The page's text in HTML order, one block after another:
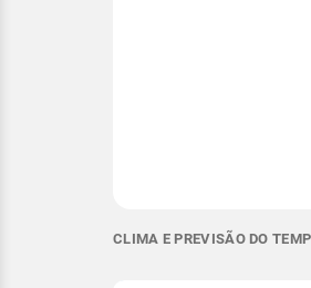
CLIMA E PREVISÃO DO